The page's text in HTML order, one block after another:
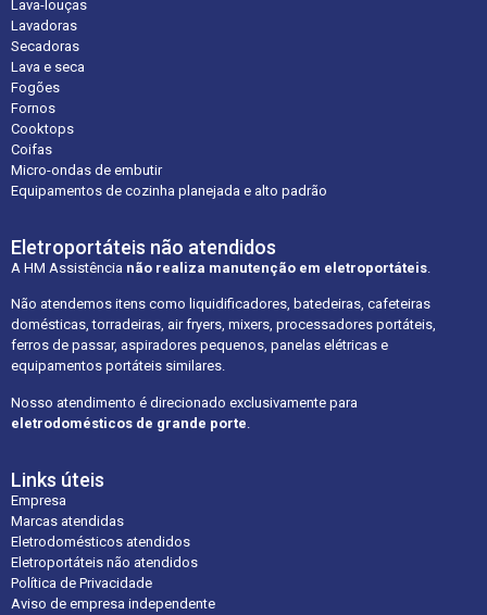
Lava-louças
Lavadoras
Secadoras
Lava e seca
Fogões
Fornos
Cooktops
Coifas
Micro-ondas de embutir
Equipamentos de cozinha planejada e alto padrão
Eletroportáteis não atendidos
A HM Assistência não realiza manutenção em eletroportáteis
Não atendemos itens como liquidificadores, batedeiras, cafeteiras
domésticas, torradeiras, air fryers, mixers, processadores portáteis,
ferros de passar, aspiradores pequenos, panelas elétricas e
equipamentos portáteis similares.
Nosso atendimento é direcionado exclusivamente para
eletrodomésticos de grande porte
Links úteis
Empresa
Marcas atendidas
Eletrodomésticos atendidos
Eletroportáteis não atendidos
Política de Privacidade
Aviso de empresa independente